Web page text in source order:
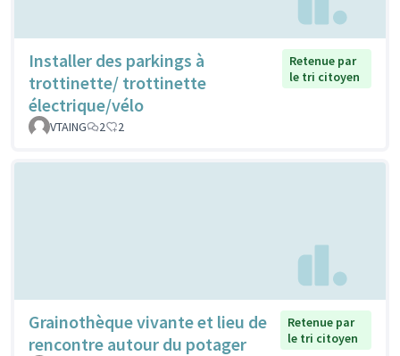
Installer des parkings à
trottinette/ trottinette
électrique/vélo
Retenue par
le tri citoyen
VTAING 2 2
Grainothèque vivante et lieu de
rencontre autour du potager
Retenue par
le tri citoyen